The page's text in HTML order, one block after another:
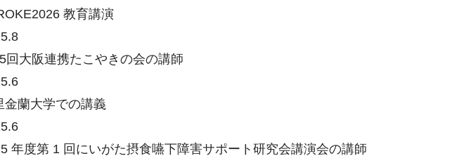
教育講演
回大阪連携たこやきの会の講師
金蘭大学での講義
年度第 1 回にいがた摂食嚥下障害サポート研究会講演会の講師